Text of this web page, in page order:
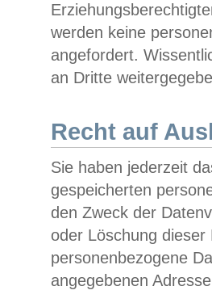
werden keine
angefordert.
an Dritte
Recht auf
Sie haben jederzeit
gespeicherten
den Zweck der
oder Löschung
personenbezogene
angegebenen